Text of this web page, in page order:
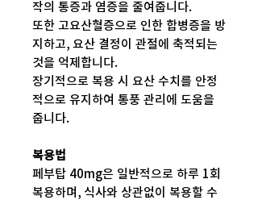
작의 통증과 염증을 줄여줍니다.
또한 고요산혈증으로 인한 합병증을 방
지하고, 요산 결정이 관절에 축적되는
것을 억제합니다.
장기적으로 복용 시 요산 수치를 안정
적으로 유지하여 통풍 관리에 도움을
줍니다.
복용법
페부탑 40mg은 일반적으로 하루 1회
복용하며, 식사와 상관없이 복용할 수